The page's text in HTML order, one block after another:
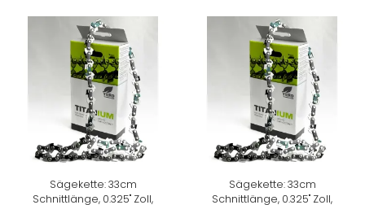
Sägekette: 33cm
Schnittlänge, 0.325" Zoll,
Sägekette: 33cm
Schnittlänge, 0.325" Zoll,